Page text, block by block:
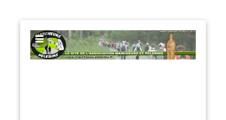
EXPOSE FRAMEWORK FOR JOOMLA 2.5 AND 3.0+